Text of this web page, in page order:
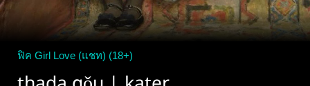
ฟิค Girl Love (แชท) (18+)